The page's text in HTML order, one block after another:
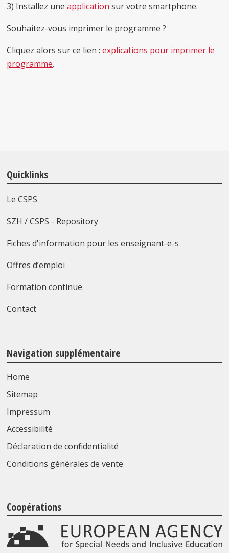
3) Installez uneapplication sur votre smartphone.
Souhaitez-vous imprimer le programme ?
Cliquez alors sur ce lien :explications pour imprimer le
programme.
Quicklinks
Le CSPS
SZH / CSPS - Repository
Fiches d'information pour les enseignant-e-s
Offres d’emploi
Formation continue
Contact
Navigation supplémentaire
Home
Sitemap
Impressum
Accessibilité
Déclaration de confidentialité
Conditions générales de vente
Coopérations